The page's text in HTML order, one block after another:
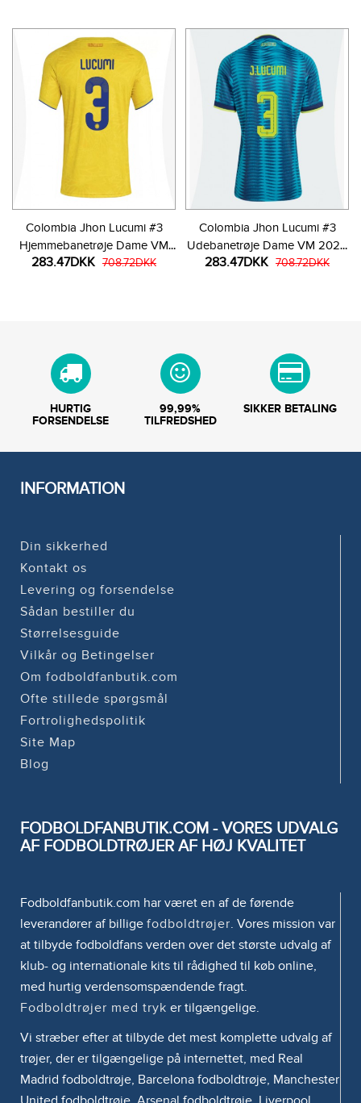
Colombia Jhon Lucumi #3
Hjemmebanetrøje Dame VM
2026 Kortærmet
283.47DKK 708.72DKK
Colombia Jhon Lucumi #3
Udebanetrøje Dame VM 2026
Kortærmet
283.47DKK 708.72DKK
HURTIG
FORSENDELSE
99,99%
TILFREDSHED
SIKKER BETALING
INFORMATION
Din sikkerhed
Kontakt os
Levering og forsendelse
Sådan bestiller du
Størrelsesguide
Vilkår og Betingelser
Om fodboldfanbutik.com
Ofte stillede spørgsmål
Fortrolighedspolitik
Site Map
Blog
FODBOLDFANBUTIK.COM - VORES UDVALG
AF FODBOLDTRØJER AF HØJ KVALITET
Fodboldfanbutik.com har været en af de førende
leverandører af billige fodboldtrøjer. Vores mission var
at tilbyde fodboldfans verden over det største udvalg af
klub- og internationale kits til rådighed til køb online,
med hurtig verdensomspændende fragt.
Fodboldtrøjer med tryk er tilgængelige.
Vi stræber efter at tilbyde det mest komplette udvalg af
trøjer, der er tilgængelige på internettet, med Real
Madrid fodboldtrøje, Barcelona fodboldtrøje, Manchester